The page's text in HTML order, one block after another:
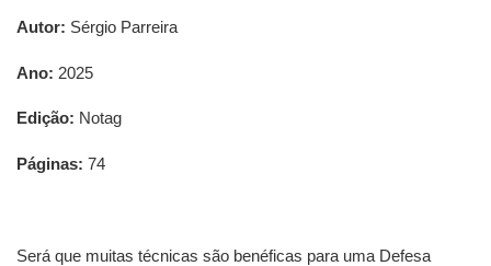
Autor: Sérgio Parreira
Ano: 2025
Edição: Notag
Páginas: 74
Será que muitas técnicas são benéficas para uma Defesa